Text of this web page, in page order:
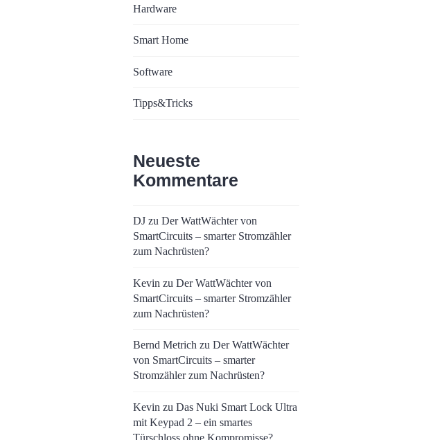
Hardware
Smart Home
Software
Tipps&Tricks
Neueste
Kommentare
DJ zu Der WattWächter von
SmartCircuits – smarter Stromzähler
zum Nachrüsten?
Kevin zu Der WattWächter von
SmartCircuits – smarter Stromzähler
zum Nachrüsten?
Bernd Metrich zu Der WattWächter
von SmartCircuits – smarter
Stromzähler zum Nachrüsten?
Kevin zu Das Nuki Smart Lock Ultra
mit Keypad 2 – ein smartes
Türschloss ohne Kompromisse?